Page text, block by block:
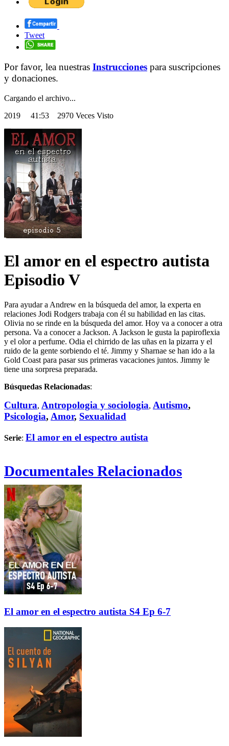
Tweet
Por favor, lea nuestras Instrucciones para suscripciones
y donaciones.
Cargando el archivo...
2019 41:53 2970 Veces Visto
El amor en el espectro autista
Episodio V
Para ayudar a Andrew en la búsqueda del amor, la experta en
relaciones Jodi Rodgers trabaja con él su habilidad en las citas.
Olivia no se rinde en la búsqueda del amor. Hoy va a conocer a otra
persona. Va a conocer a Jackson. A Jackson le gusta la papiroflexia
y el olor a perfume. Odia el chirrido de las uñas en la pizarra y el
ruido de la gente sorbiendo el té. Jimmy y Sharnae se han ido a la
Gold Coast para pasar sus primeras vacaciones juntos. Jimmy le
tiene una sorpresa preparada.
Búsquedas Relacionadas:
Cultura, Antropologia y sociologia, Autismo,
Psicologia, Amor, Sexualidad
Serie: El amor en el espectro autista
Documentales Relacionados
El amor en el espectro autista S4 Ep 6-7